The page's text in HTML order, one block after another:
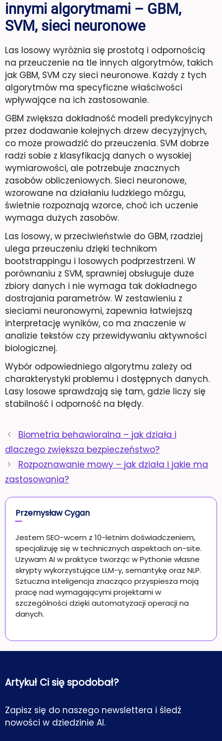
innymi algorytmami – GBM,
SVM, sieci neuronowe
Las losowy wyróżnia się prostotą i odpornością
na przeuczenie na tle innych algorytmów, takich
jak GBM, SVM czy sieci neuronowe. Każdy z tych
algorytmów ma specyficzne właściwości
wpływające na ich zastosowanie.
GBM zwiększa dokładność modeli predykcyjnych
przez dodawanie kolejnych drzew decyzyjnych,
co może prowadzić do przeuczenia. SVM dobrze
radzi sobie z klasyfikacją danych o wysokiej
wymiarowości, ale potrzebuje znacznych
zasobów obliczeniowych. Sieci neuronowe,
wzorowane na działaniu ludzkiego mózgu,
świetnie rozpoznają wzorce, choć ich uczenie
wymaga dużych zasobów.
Las losowy, w przeciwieństwie do GBM, rzadziej
ulega przeuczeniu dzięki technikom
bootstrappingu i losowych podprzestrzeni. W
porównaniu z SVM, sprawniej obsługuje duże
zbiory danych i nie wymaga tak dokładnego
dostrajania parametrów. W zestawieniu z
sieciami neuronowymi, zapewnia łatwiejszą
interpretację wyników, co ma znaczenie w
analizie tekstów czy przewidywaniu aktywności
biologicznej.
Wybór odpowiedniego algorytmu zależy od
charakterystyki problemu i dostępnych danych.
Lasy losowe sprawdzają się tam, gdzie liczy się
stabilność i odporność na błędy.
Biometria behawioralna – jak działa i
dlaczego zwiększa bezpieczeństwo?
Rozpoznawanie mowy – jak działa i jakie ma
zastosowania?
Przemysław Cygan
Jestem SEO-wcem z 10-letnim doświadczeniem,
specjalizuję się w technicznych aspektach on-site.
Używam AI w praktyce tworząc w Pythonie własne
skrypty wykorzystujące LLM-y, semantykę oraz NLP.
Sztuczna inteligencja znacząco przyspiesza moją
pracę nad wymagającymi projektami w
szczególności dzięki automatyzacji operacji na
danych.
Artykuł Ci się spodobał?
Zapisz się do naszego newslettera i śledź
nowości w dziedzinie AI.